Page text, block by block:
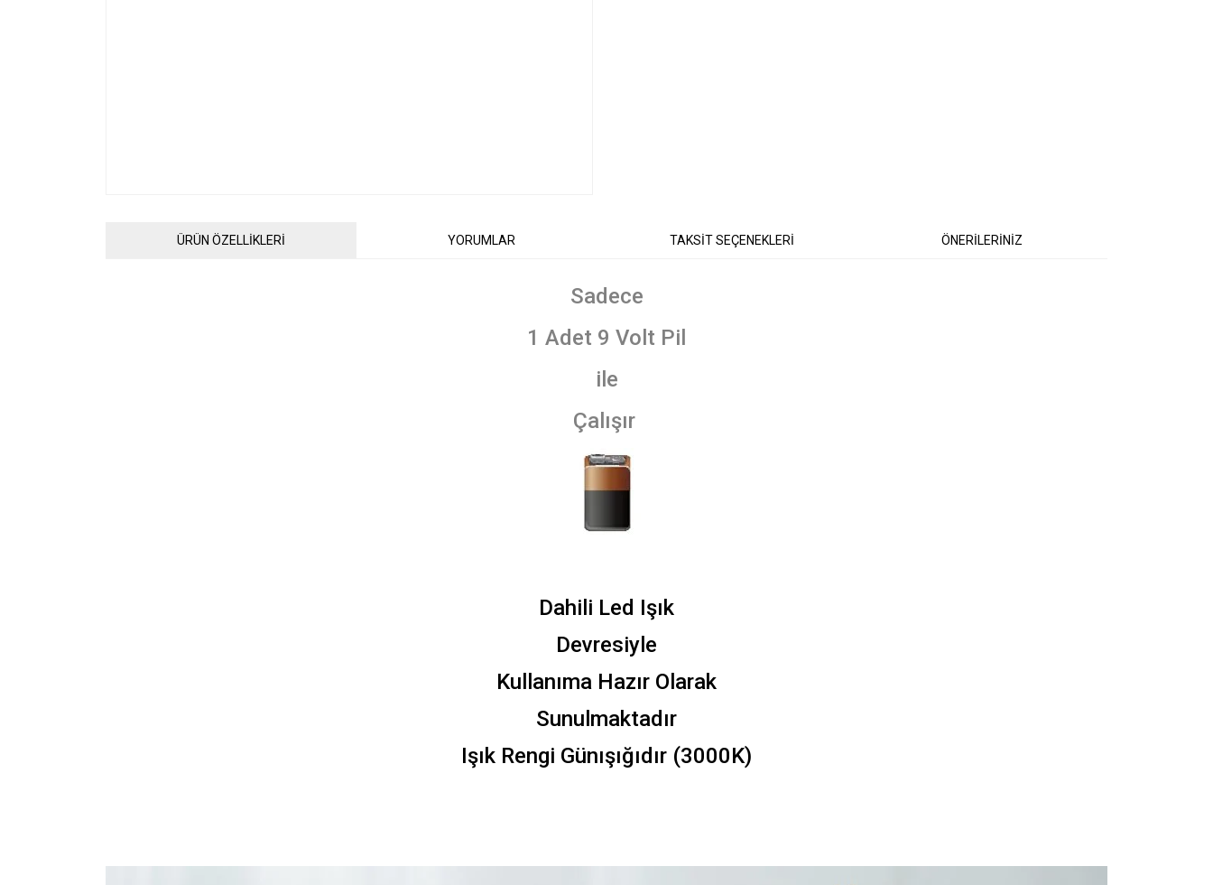
ÜRÜN ÖZELLİKLERİ YORUMLAR TAKSİT SEÇENEKLERİ ÖNERİLERİNİZ
Sadece
1 Adet 9 Volt Pil
ile
Çalışır
Dahili Led Işık
Devresiyle
Kullanıma Hazır Olarak
Sunulmaktadır
Işık Rengi Günışığıdır (3000K)